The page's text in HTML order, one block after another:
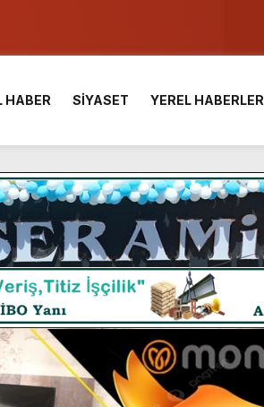
ilerliyor.
Bir Araya Geldi.
hayırlı olsun ziyareti.
HABER SİYASET YEREL HABERLER